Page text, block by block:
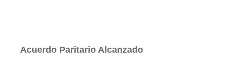
Acuerdo Paritario Alcanzado